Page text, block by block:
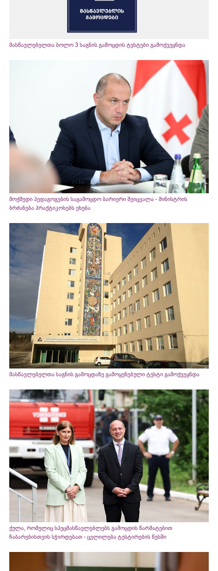
მასწავლებელთა ბოლო 3 საგნის გამოცდის ტესტები გამოქვეყნდა
მოქმედი პედაგოგების საგამოცდო ბარიერი შეიცვალა - მინისტრის
ბრძანება პრაქტიკოსებს ეხება
მასწავლებელთა საგნის გამოცდაზე გამოყენებული ტესტი გამოქვეყნდა
ქულა, რომელიც სპეცმასწავლებლებს გამოცდის წარმატებით
ჩაბარებისთვის სჭირდებათ - ცვლილება ტესტირების წესში